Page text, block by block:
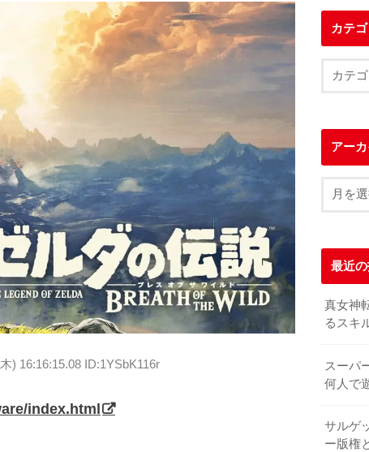
) 16:16:15.08 ID:1YSbK116r
index.html
カテ
アー
最近
真女神
るスキ
スーパ
何人で
サルゲ
ー版権